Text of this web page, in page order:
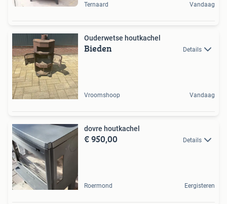
Ternaard Vandaag
Ouderwetse houtkachel
Bieden Details
Vroomshoop Vandaag
dovre houtkachel
€ 950,00 Details
Roermond Eergisteren